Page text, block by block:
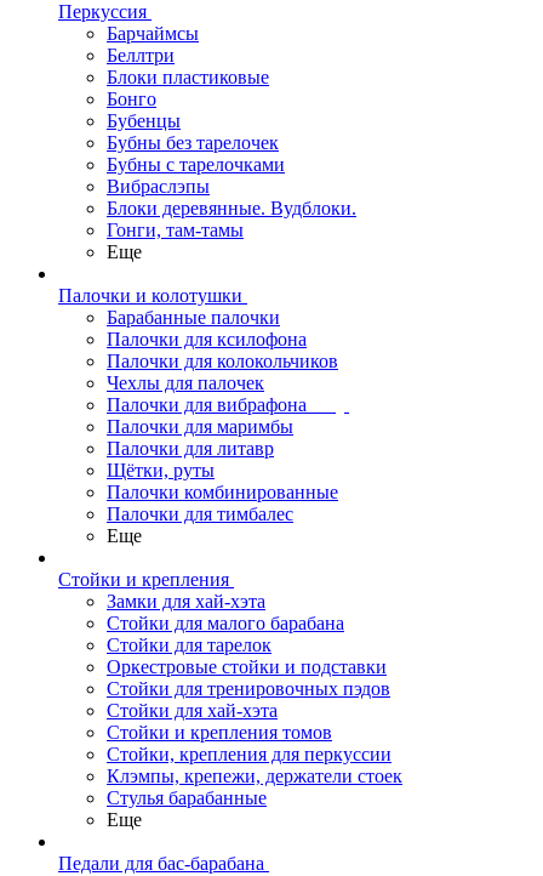
Перкуссия
Барчаймсы
Беллтри
Блоки пластиковые
Бонго
Бубенцы
Бубны без тарелочек
Бубны с тарелочками
Вибраслэпы
Блоки деревянные. Вудблоки.
Гонги, там-тамы
Еще
Палочки и колотушки
Барабанные палочки
Палочки для ксилофона
Палочки для колокольчиков
Чехлы для палочек
Палочки для вибрафона
Палочки для маримбы
Палочки для литавр
Щётки, руты
Палочки комбинированные
Палочки для тимбалес
Еще
Стойки и крепления
Замки для хай-хэта
Стойки для малого барабана
Стойки для тарелок
Оркестровые стойки и подставки
Стойки для тренировочных пэдов
Стойки для хай-хэта
Стойки и крепления томов
Стойки, крепления для перкуссии
Клэмпы, крепежи, держатели стоек
Стулья барабанные
Еще
Педали для бас-барабана